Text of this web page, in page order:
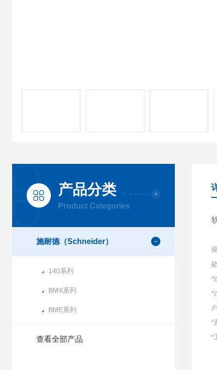
产品分类
Product Categories
施耐德（Schneider）
140系列
BMX系列
BME系列
查看全部产品
*
*
*
*